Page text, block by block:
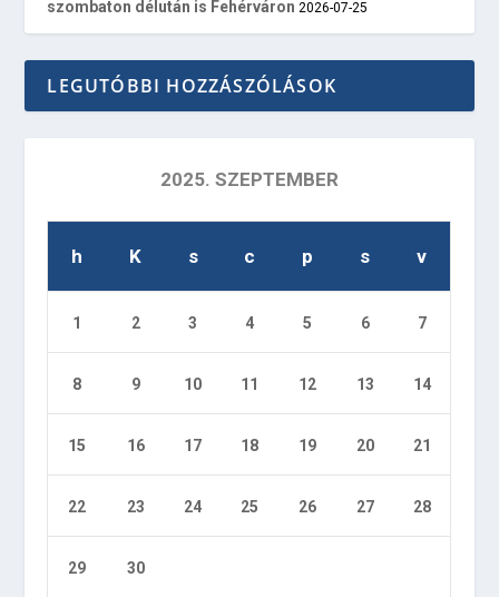
szombaton délután is Fehérváron 2026-07-25
LEGUTÓBBI HOZZÁSZÓLÁSOK
2025. SZEPTEMBER
h K s c p s v
1 2 3 4 5 6 7
8 9 10 11 12 13 14
15 16 17 18 19 20 21
22 23 24 25 26 27 28
29 30